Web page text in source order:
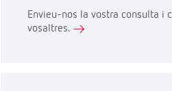
Envieu-nos la vostra consulta i
vosaltres.